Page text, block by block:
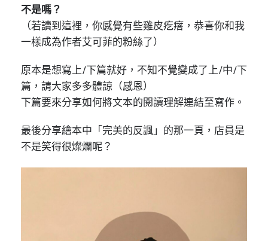
不是嗎？
（若讀到這裡，你感覺有些雞皮疙瘩，恭喜你和我
一樣成為作者艾可菲的粉絲了）
原本是想寫上/下篇就好，不知不覺變成了上/中/下
篇，請大家多多體諒（感恩）
下篇要來分享如何將文本的閱讀理解連結至寫作。
最後分享繪本中「完美的反諷」的那一頁，店員是
不是笑得很燦爛呢？